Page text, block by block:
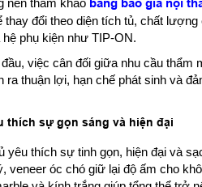
đổi theo diện tích tủ, chất
phụ kiện như TIP-ON.
việc cân đối giữa nhu cầu thẩm
ra thuận lợi, hạn chế phát sinh và
thích sự gọn sáng và hiện đại
yêu thích sự tinh gọn, hiện đại và
veneer óc chó giữ lại độ ấm cho